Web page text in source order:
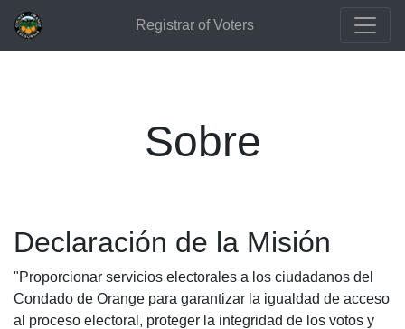
Registrar of Voters
Sobre
Declaración de la Misión
"Proporcionar servicios electorales a los ciudadanos del
Condado de Orange para garantizar la igualdad de acceso
al proceso electoral, proteger la integridad de los votos y